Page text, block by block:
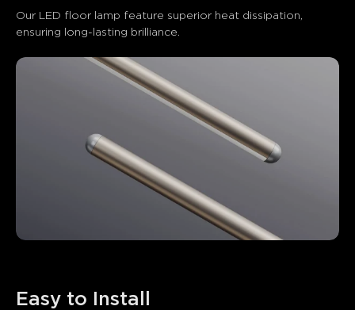
Our LED floor lamp feature superior heat dissipation,
ensuring long-lasting brilliance.
Easy to Install